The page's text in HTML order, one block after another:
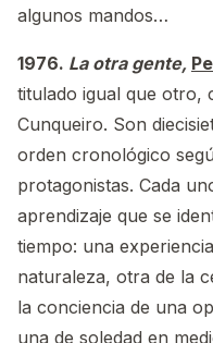
algunos mandos…
1976. La otra gente,
titulado igual que otro,
Cunqueiro. Son
orden cronológico
protagonistas. Cada
aprendizaje que se
tiempo: una
naturaleza, otra de la
la conciencia de una
una de soledad en